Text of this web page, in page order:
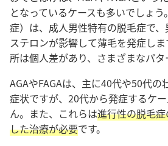
となっているケースも多いでしょ
症）は、成人男性特有の脱毛症で
ステロンが影響して薄毛を発症し
所は個人差があり、さまざまなパタ
AGAやFAGAは、主に40代や50代の
症状ですが、20代から発症するケ
ん。また、これらは進行性の脱毛
した治療が必要です。